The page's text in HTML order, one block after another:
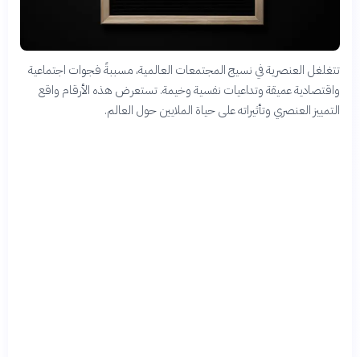
تتغلغل العنصرية في نسيج المجتمعات العالمية، مسببةً فجوات اجتماعية
واقتصادية عميقة وتداعيات نفسية وخيمة. تستعرض هذه الأرقام واقع
التمييز العنصري وتأثيراته على حياة الملايين حول العالم.